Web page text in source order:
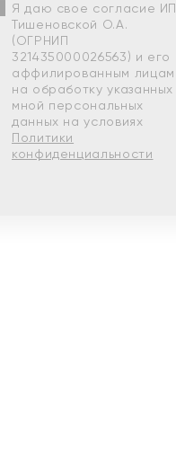
Я даю свое согласие ИП
Тишеновской О.А.
(ОГРНИП
321435000026563) и его
аффилированным лицам
на обработку указанных
мной персональных
данных на условиях
Политики
конфиденциальности